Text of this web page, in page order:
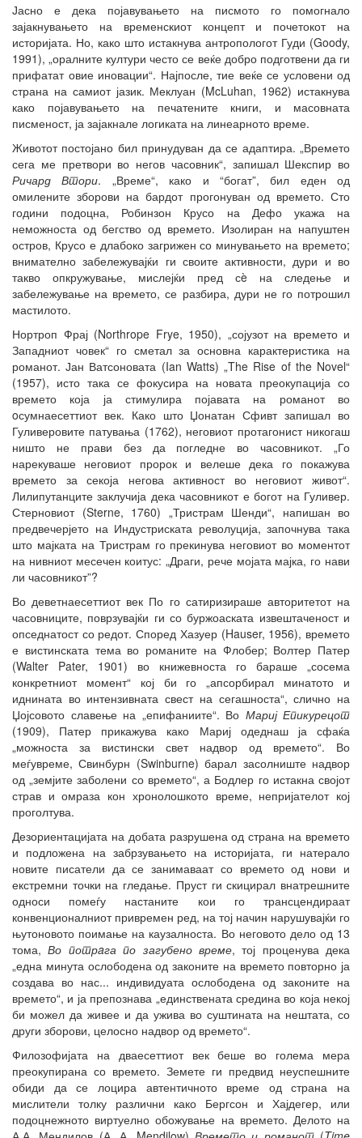
Јасно е дека појавувањето на писмото го помогнало
зајакнувањето на временскиот концепт и почетокот на
историјата. Но, како што истакнува антропологот Гуди (Goody,
1991), „оралните култури често се веќе добро подготвени да ги
прифатат овие иновации“. Најпосле, тие веќе се условени од
страна на самиот јазик. Меклуан (McLuhan, 1962) истакнува
како појавувањето на печатените книги, и масовната
писменост, ја зајакнале логиката на линеарното време.
Животот постојано бил принудуван да се адаптира. „Времето
сега ме претвори во негов часовник“, запишал Шекспир во
Ричард
Втори. „Време“, како и “богат”, бил еден од
омилените зборови на бардот прогонуван од времето. Сто
години подоцна, Робинзон Крусо на Дефо укажа на
неможноста од бегство од времето. Изолиран на напуштен
остров, Крусо е длабоко загрижен со минувањето на времето;
внимателно забележувајќи ги своите активности, дури и во
такво опкружување, мислејќи пред сè на следење и
забележување на времето, се разбира, дури не го потрошил
мастилото.
Нортроп Фрај (Northrope Frye, 1950), „сојузот на времето и
Западниот човек“ го сметал за основна карактеристика на
романот. Јан Ватсоновата (Ian Watts) „The Rise of the Novel“
(1957), исто така се фокусира на новата преокупација со
времето која ја стимулира појавата на романот во
oсумнаесеттиот век. Како што Џонатан Сфивт запишал во
Гуливеровите патувања (1762), неговиот протагонист никогаш
ништо не прави без да погледне во часовникот. „Го
нарекуваше неговиот пророк и велеше дека го покажува
времето за секоја негова активност во неговиот живот“.
Лилипутанците заклучија дека часовникот е богот на Гуливер.
Стерновиот (Sterne, 1760) „Тристрам Шенди“, напишан во
предвечерјето на Индустриската револуција, започнува така
што мајката на Тристрам го прекинува неговиот во моментот
на нивниот месечен коитус: „Драги, рече мојата мајка, го нави
ли часовникот”?
Во деветнаесеттиот век По го сатиризираше авторитетот на
часовниците, поврзувајќи ги со буржоаската извештаченост и
опседнатост со редот. Според Хазуер (Hauser, 1956), времето
е вистинската тема во романите на Флобер; Волтер Патер
(Walter Pater, 1901) во книжевноста го бараше „сосема
конкретниот момент“ кој би го „апсорбирал минатото и
иднината во интензивната свест на сегашноста“, слично на
Џојсовото славење на „епифаниите“. Во Мариј Епикурецот
(1909), Патер прикажува како Мариј одеднаш ја сфаќа
„можноста за вистински свет надвор од времето“. Во
меѓувреме, Свинбурн (Swinburne) барал засолниште надвор
од „земјите заболени со времето“, а Бодлер го истакна својот
страв и омраза кон хронолошкото време, непријателот кој
проголтува.
Дезориентацијата на добата разрушена од страна на времето
и подложена на забрзувањето на историјата, ги натерало
новите писатели да се занимаваат со времето од нови и
екстремни точки на гледање. Пруст ги скицирал внатрешните
односи помеѓу настаните кои го трансцендираат
конвенционалниот привремен ред, на тој начин нарушувајќи го
њутоновото поимање на каузалноста. Во неговото дело од 13
тома,Во потрaга по загубено време, тој проценува дека
„една минута ослободена од законите на времето повторно ја
создава во нас... индивидуата ослободена од законите на
времето“, и ја препознава „единствената средина во која некој
би можел да живее и да ужива во суштината на нештата, со
други зборови, целосно надвор од времето“.
Филозофијата на дваесеттиот век беше во голема мера
преокупирана со времето. Земете ги предвид неуспешните
обиди да се лоцира автентичното време од страна на
мислители толку различни како Бергсон и Хајдегер, или
подоцнежното виртуелно обожување на времето. Делото на